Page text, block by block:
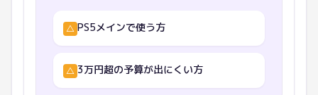
△ PS5メインで使う方
△ 3万円超の予算が出にくい方